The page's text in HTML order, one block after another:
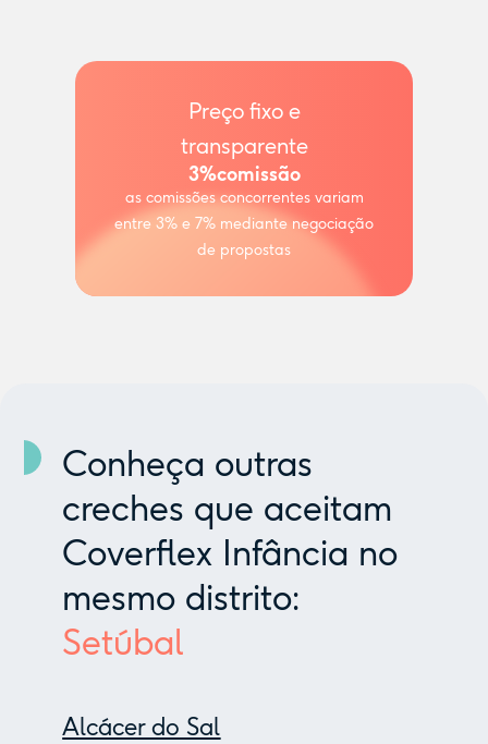
Preço fixo e
transparente
3%comissão
as comissões concorrentes variam
entre 3% e 7% mediante negociação
de propostas
Conheça outras
creches que aceitam
Coverflex Infância no
mesmo distrito:
Setúbal
Alcácer do Sal